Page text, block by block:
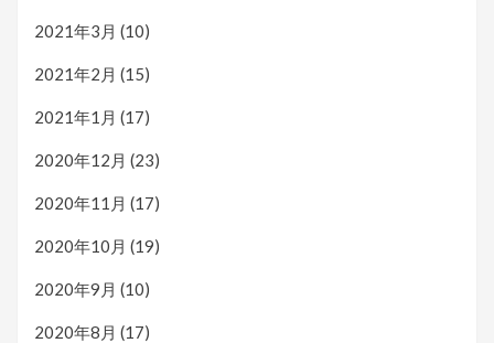
2021年3月 (10)
2021年2月 (15)
2021年1月 (17)
2020年12月 (23)
2020年11月 (17)
2020年10月 (19)
2020年9月 (10)
2020年8月 (17)